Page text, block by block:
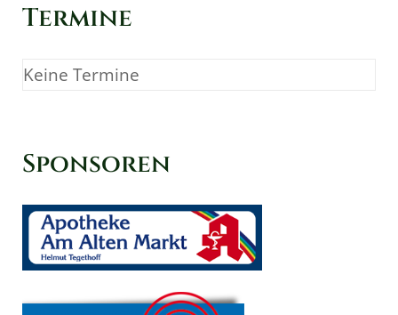
Termine
Keine Termine
Sponsoren